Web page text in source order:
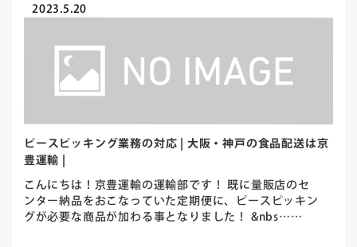
2023.5.20
ピースピッキング業務の対応 | 大阪・神戸の食品配送は京
豊運輸 |
こんにちは！京豊運輸の運輸部です！ 既に量販店のセ
ンター納品をおこなっていた定期便に、ピースピッキン
グが必要な商品が加わる事となりました！ &nbs……